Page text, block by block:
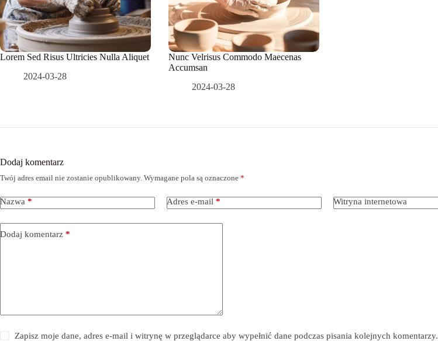
Lorem Sed Risus Ultricies Nulla Aliquet
2024-03-28
Nunc Velrisus Commodo Maecenas
Accumsan
2024-03-28
Dodaj komentarz
Twój adres email nie zostanie opublikowany. Wymagane pola są oznaczone *
Nazwa * Adres e-mail * Witryna internetowa
Dodaj komentarz *
Zapisz moje dane, adres e-mail i witrynę w przeglądarce aby wypełnić dane podczas pisania kolejnych komentarzy.